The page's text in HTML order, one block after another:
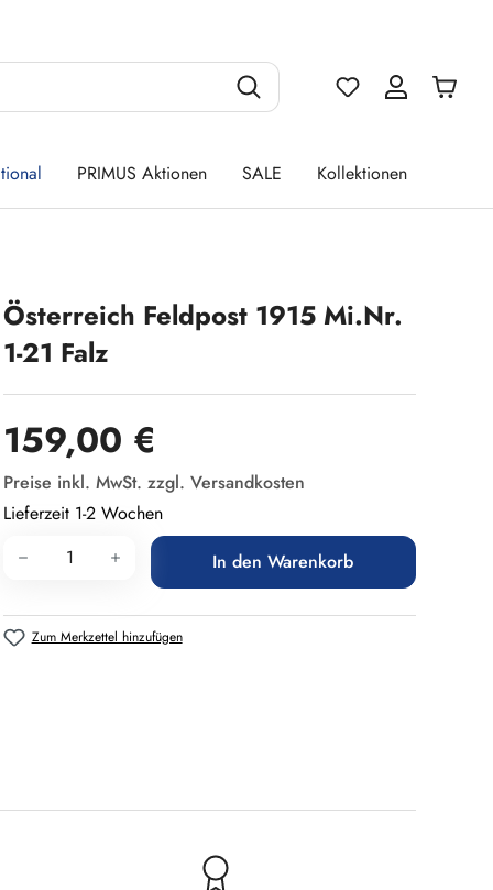
Du hast 0
PRIMUS Aktionen SALE Kollektionen
Österreich Feldpost 1915 Mi.Nr.
1-21 Falz
Regulärer Preis:
159,00 €
Preise inkl. MwSt. zzgl. Versandkosten
Lieferzeit 1-2 Wochen
Produkt Anzahl: Gib den gewünschten
In den Warenkorb
Zum Merkzettel hinzufügen